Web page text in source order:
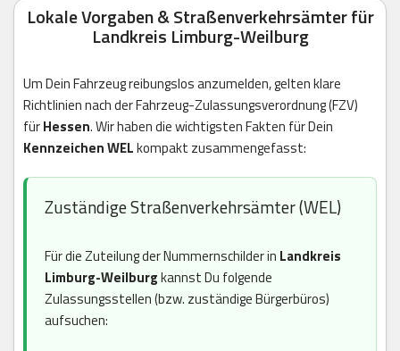
Lokale Vorgaben & Straßenverkehrsämter für
Landkreis Limburg-Weilburg
Um Dein Fahrzeug reibungslos anzumelden, gelten klare
Richtlinien nach der Fahrzeug-Zulassungsverordnung (FZV)
fürHessen. Wir haben die wichtigsten Fakten für Dein
Kennzeichen WELkompakt zusammengefasst:
Zuständige Straßenverkehrsämter (WEL)
Für die Zuteilung der Nummernschilder in Landkreis
Limburg-Weilburgkannst Du folgende
Zulassungsstellen (bzw. zuständige Bürgerbüros)
aufsuchen: